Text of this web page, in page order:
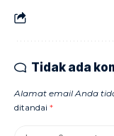
Tidak ada
Alamat email Anda
ditandai *